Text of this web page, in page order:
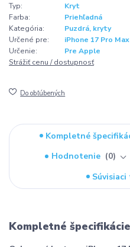
Typ:
Kryt
Farba:
Priehľadná
Kategória:
Puzdrá, kryty
Určené pre:
iPhone 17 Pro Max
Určenie:
Pre Apple
Strážiť cenu / dostupnosť
Do obľúbených
Kompletné
Hodnotenie
0
Kompletné špecifikácie